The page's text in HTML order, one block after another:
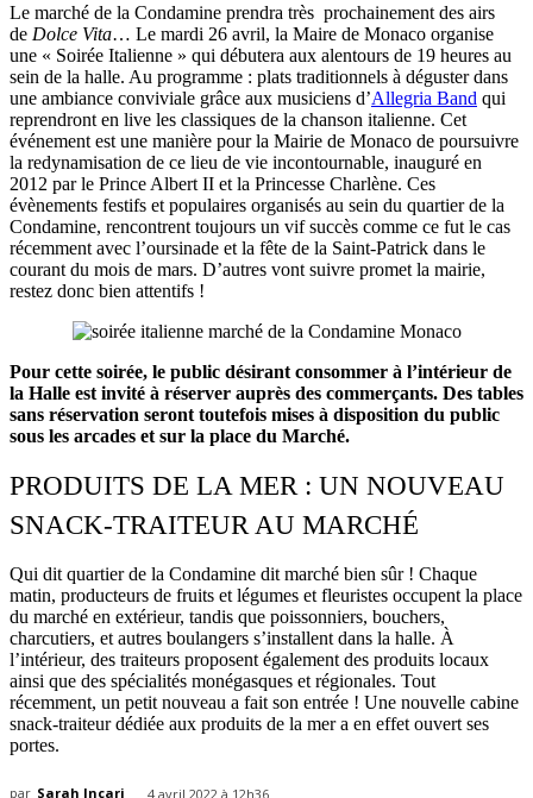
Le marché de la Condamine prendra très prochainement des airs
de Dolce Vita… Le mardi 26 avril, la Maire de Monaco organise
une « Soirée Italienne » qui débutera aux alentours de 19 heures au
sein de la halle. Au programme : plats traditionnels à déguster dans
une ambiance conviviale grâce aux musiciens d’Allegria Band qui
reprendront en live les classiques de la chanson italienne. Cet
événement est une manière pour la Mairie de Monaco de poursuivre
la redynamisation de ce lieu de vie incontournable, inauguré en
2012 par le Prince Albert II et la Princesse Charlène. Ces
évènements festifs et populaires organisés au sein du quartier de la
Condamine, rencontrent toujours un vif succès comme ce fut le cas
récemment avec l’oursinade et la fête de la Saint-Patrick dans le
courant du mois de mars. D’autres vont suivre promet la mairie,
restez donc bien attentifs !
Pour cette soirée, le public désirant consommer à l’intérieur de
la Halle est invité à réserver auprès des commerçants. Des tables
sans réservation seront toutefois mises à disposition du public
sous les arcades et sur la place du Marché.
PRODUITS DE LA MER : UN NOUVEAU
SNACK-TRAITEUR AU MARCHÉ
Qui dit quartier de la Condamine dit marché bien sûr ! Chaque
matin, producteurs de fruits et légumes et fleuristes occupent la place
du marché en extérieur, tandis que poissonniers, bouchers,
charcutiers, et autres boulangers s’installent dans la halle. À
l’intérieur, des traiteurs proposent également des produits locaux
ainsi que des spécialités monégasques et régionales. Tout
récemment, un petit nouveau a fait son entrée ! Une nouvelle cabine
snack-traiteur dédiée aux produits de la mer a en effet ouvert ses
portes.
par Sarah Incari 4 avril 2022 à 12h36